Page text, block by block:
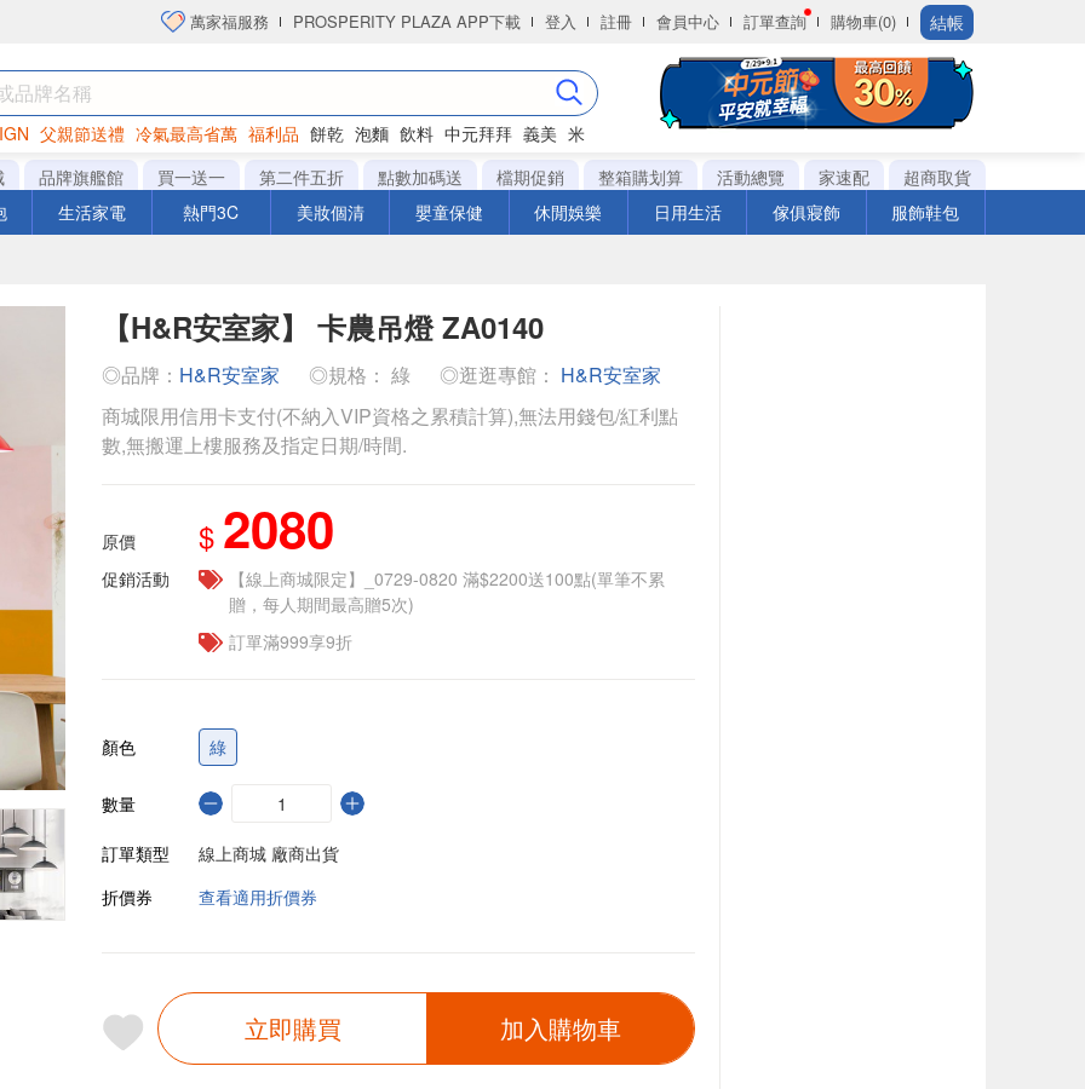
萬家福服務 PROSPERITY PLAZA APP下載 登入 註冊 會員中心 訂單查詢 購物車(0) 結帳
父親節送禮 冷氣最高省萬 福利品 餅乾 泡麵 飲料 中元拜拜 義美 米
衛生紙
品牌旗艦館 買一送一 第二件五折 點數加碼送 檔期促銷 整箱購划算 活動總覽 家速配
超商取貨
生活家電 熱門3C 美妝個清 嬰童保健 休閒娛樂 日用生活 傢俱寢飾 服飾鞋包
【H&R安室家】 卡農吊燈 ZA0140
◎品牌： H&R安室家 ◎規格： 綠 ◎逛逛專館： H&R安室家
商城限用信用卡支付(不納入VIP資格之累積計算),無法用錢包/紅利點
數,無搬運上樓服務及指定日期/時間.
原價 $ 2080
促銷活動
【線上商城限定】_0729-0820 滿$2200送100點(單筆不累
贈，每人期間最高贈5次)
訂單滿999享9折
顏色 綠
數量
訂單類型
線上商城 廠商出貨
折價券
查看適用折價券
立即購買 加入購物車